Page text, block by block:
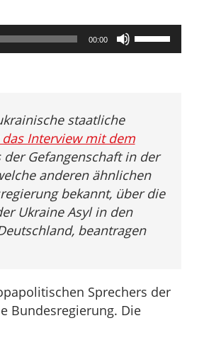
00:00
Pfeiltasten
Hoch/Runter
zu
regeln.
staatliche
Interview mit dem
Gefangenschaft in der
anderen ähnlichen
bekannt, über die
Ukraine Asyl in den
beantragen
Sprechers der
Bundesregierung. Die